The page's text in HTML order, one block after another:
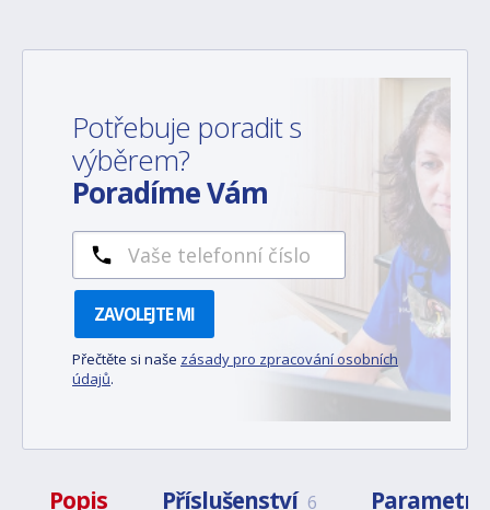
Potřebuje poradit s
výběrem?
Poradíme Vám
ZAVOLEJTE MI
Přečtěte si naše zásady pro zpracování osobních
údajů.
Popis Příslušenství 6 Parametry